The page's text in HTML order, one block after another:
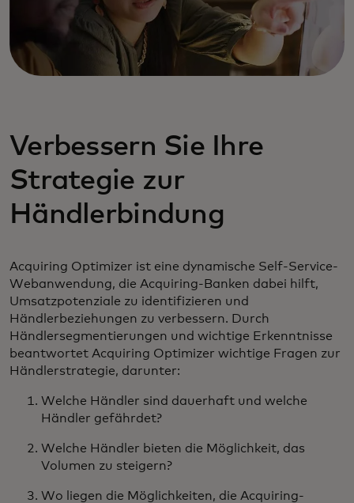
Verbessern Sie Ihre
Strategie zur
Händlerbindung
Acquiring Optimizer ist eine dynamische Self-Service-
Webanwendung, die Acquiring-Banken dabei hilft,
Umsatzpotenziale zu identifizieren und
Händlerbeziehungen zu verbessern. Durch
Händlersegmentierungen und wichtige Erkenntnisse
beantwortet Acquiring Optimizer wichtige Fragen zur
Händlerstrategie, darunter:
Welche Händler sind dauerhaft und welche
Händler gefährdet?
Welche Händler bieten die Möglichkeit, das
Volumen zu steigern?
Wo liegen die Möglichkeiten, die Acquiring-